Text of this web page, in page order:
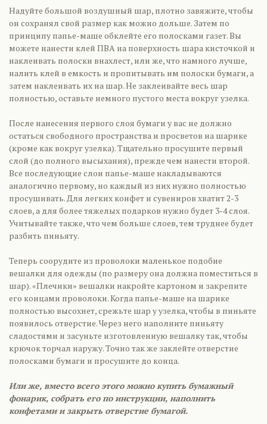
Надуйте большой воздушный шар, плотно завяжите, чтобы
он сохранял свой размер как можно дольше. Затем по
принципу папье-маше обклейте его полосками газет. Вы
можете нанести клей ПВА на поверхность шара кисточкой и
наклеивать полоски внахлест, или же, что намного лучше,
налить клей в емкость и пропитывать им полоски бумаги, а
затем наклеивать их на шар. Не заклеивайте весь шар
полностью, оставьте немного пустого места вокруг узелка.
После нанесения первого слоя бумаги у вас не должно
остаться свободного пространства и просветов на шарике
(кроме как вокруг узелка). Тщательно просушите первый
слой (до полного высыхания), прежде чем нанести второй.
Все последующие слои папье-маше накладываются
аналогично первому, но каждый из них нужно полностью
просушивать. Для легких конфет и сувениров хватит 2-3
слоев, а для более тяжелых подарков нужно будет 3-4 слоя.
Учитывайте также, что чем больше слоев, тем труднее будет
разбить пиньяту.
Теперь соорудите из проволоки маленькое подобие
вешалки для одежды (по размеру она должна поместиться в
шар). «Плечики» вешалки накройте картоном и закрепите
его концами проволоки. Когда папье-маше на шарике
полностью высохнет, срежьте шар у узелка, чтобы в пиньяте
появилось отверстие. Через него наполните пиньяту
сладостями и засуньте изготовленную вешалку так, чтобы
крючок торчал наружу. Точно так же заклейте отверстие
полосками бумаги и просушите до конца.
Или же, вместо всего этого можно купить бумажный
фонарик, собрать его по инструкции, наполнить
конфетами и закрыть отверстие бумагой.